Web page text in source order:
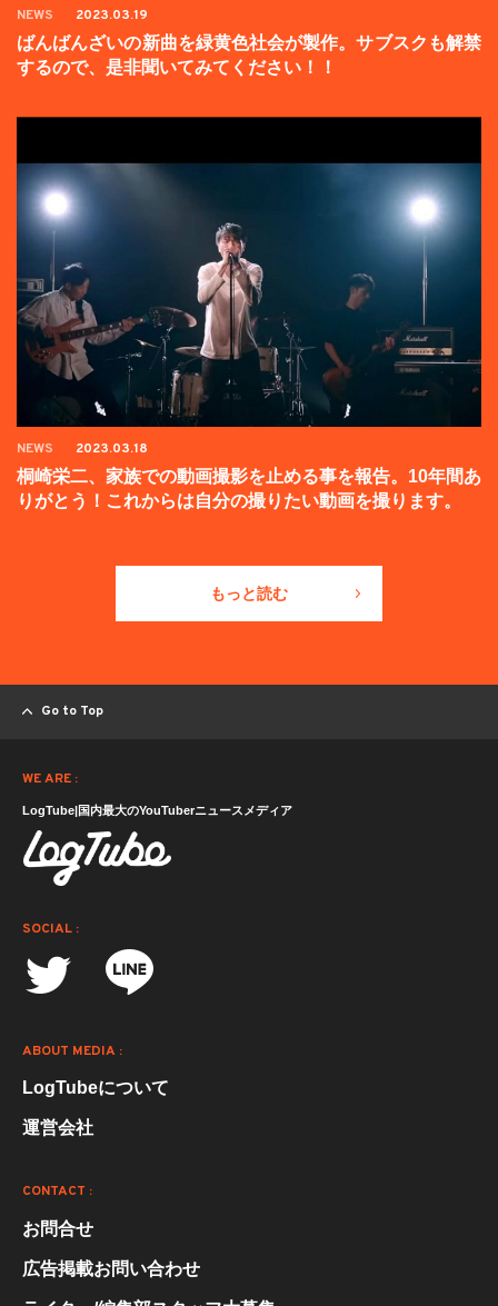
NEWS 2023.03.19
ばんばんざいの新曲を緑黄色社会が製作。サブスクも解禁
するので、是非聞いてみてください！！
NEWS 2023.03.18
桐崎栄二、家族での動画撮影を止める事を報告。10年間あ
りがとう！これからは自分の撮りたい動画を撮ります。
もっと読む
Go to Top
WE ARE :
LogTube|国内最大のYouTuberニュースメディア
SOCIAL :
ABOUT MEDIA :
LogTubeについて
運営会社
CONTACT :
お問合せ
広告掲載お問い合わせ